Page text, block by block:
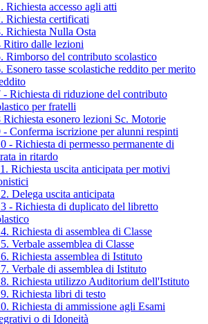
Richiesta accesso agli atti
Richiesta certificati
Richiesta Nulla Osta
Ritiro dalle lezioni
Rimborso del contributo scolastico
Esonero tasse scolastiche reddito per merito
- Richiesta di riduzione del contributo
per fratelli
Richiesta esonero lezioni Sc. Motorie
- Conferma iscrizione per alunni respinti
- Richiesta di permesso permanente di
in ritardo
Richiesta uscita anticipata per motivi
Delega uscita anticipata
- Richiesta di duplicato del libretto
Richiesta di assemblea di Classe
Verbale assemblea di Classe
Richiesta assemblea di Istituto
Verbale di assemblea di Istituto
Richiesta utilizzo Auditorium dell'Istituto
Richiesta libri di testo
Richiesta di ammissione agli Esami
o di Idoneità